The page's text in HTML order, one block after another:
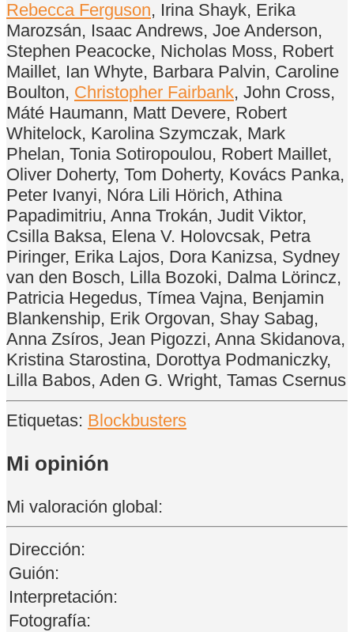
Rebecca Ferguson, Irina Shayk, Erika
Marozsán, Isaac Andrews, Joe Anderson,
Stephen Peacocke, Nicholas Moss, Robert
Maillet, Ian Whyte, Barbara Palvin, Caroline
Boulton, Christopher Fairbank, John Cross,
Máté Haumann, Matt Devere, Robert
Whitelock, Karolina Szymczak, Mark
Phelan, Tonia Sotiropoulou, Robert Maillet,
Oliver Doherty, Tom Doherty, Kovács Panka,
Peter Ivanyi, Nóra Lili Hörich, Athina
Papadimitriu, Anna Trokán, Judit Viktor,
Csilla Baksa, Elena V. Holovcsak, Petra
Piringer, Erika Lajos, Dora Kanizsa, Sydney
van den Bosch, Lilla Bozoki, Dalma Lörincz,
Patricia Hegedus, Tímea Vajna, Benjamin
Blankenship, Erik Orgovan, Shay Sabag,
Anna Zsíros, Jean Pigozzi, Anna Skidanova,
Kristina Starostina, Dorottya Podmaniczky,
Lilla Babos, Aden G. Wright, Tamas Csernus
Etiquetas: Blockbusters
Mi opinión
Mi valoración global:
Dirección:
Guión:
Interpretación:
Fotografía: